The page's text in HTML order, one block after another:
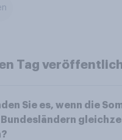
Tag
Sie es, wenn die
Bundesländern